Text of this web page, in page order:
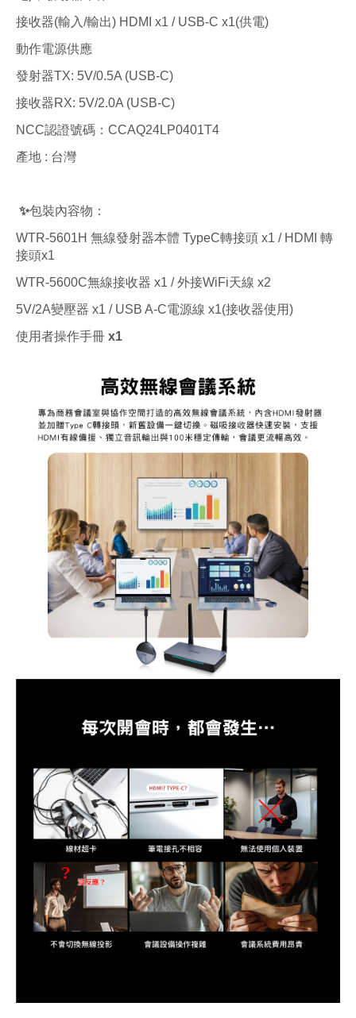
接收器(輸入/輸出) HDMI x1 / USB-C x1(供電)
動作電源供應
發射器TX: 5V/0.5A (USB-C)
接收器RX: 5V/2.0A (USB-C)
NCC認證號碼：CCAQ24LP0401T4
產地 : 台灣
✨包裝內容物：
WTR-5601H 無線發射器本體 TypeC轉接頭 x1 / HDMI 轉
接頭x1
WTR-5600C無線接收器 x1 / 外接WiFi天線 x2
5V/2A變壓器 x1 / USB A-C電源線 x1(接收器使用)
使用者操作手冊 x1